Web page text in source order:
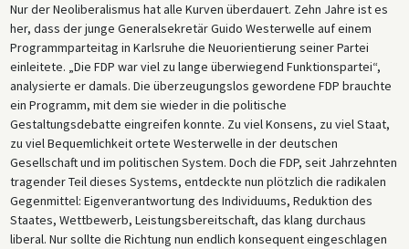
Nur der Neoliberalismus hat alle Kurven überdauert. Zehn Jahre ist es
her, dass der junge Generalsekretär Guido Westerwelle auf einem
Programmparteitag in Karlsruhe die Neuorientierung seiner Partei
einleitete. „Die FDP war viel zu lange überwiegend Funktionspartei“,
analysierte er damals. Die überzeugungslos gewordene FDP brauchte
ein Programm, mit dem sie wieder in die politische
Gestaltungsdebatte eingreifen konnte. Zu viel Konsens, zu viel Staat,
zu viel Bequemlichkeit ortete Westerwelle in der deutschen
Gesellschaft und im politischen System. Doch die FDP, seit Jahrzehnten
tragender Teil dieses Systems, entdeckte nun plötzlich die radikalen
Gegenmittel: Eigenverantwortung des Individuums, Reduktion des
Staates, Wettbewerb, Leistungsbereitschaft, das klang durchaus
liberal. Nur sollte die Richtung nun endlich konsequent eingeschlagen